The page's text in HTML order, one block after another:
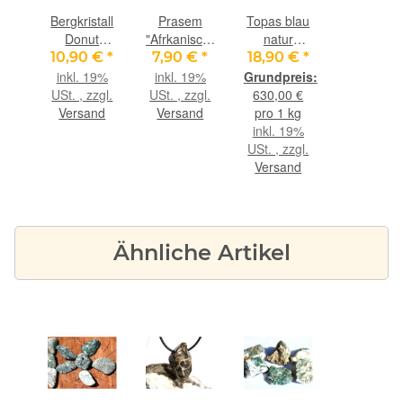
Bergkristall
Donut
Edelstein
37 - 40 mm
(5-7 mm
stark)
10,90 €*
inkl. 19%
USt. , zzgl.
Versand
Prasem
"Afrkanische
Jade"
Donut 40
mm (5,3
mm stark)
7,90 €*
inkl. 19%
USt. , zzgl.
Versand
Topas blau
natur
Kristalle /
Rohsteine
z. T.
angetrommelt
-
Sonderqualität
- Rarität -
18,90 € *
630,00 €
pro 1 kg
inkl. 19%
USt. , zzgl.
Versand
Ähnliche Artikel